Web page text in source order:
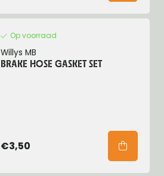
Op voorraad
Willys MB
BRAKE HOSE GASKET SET
€3,50